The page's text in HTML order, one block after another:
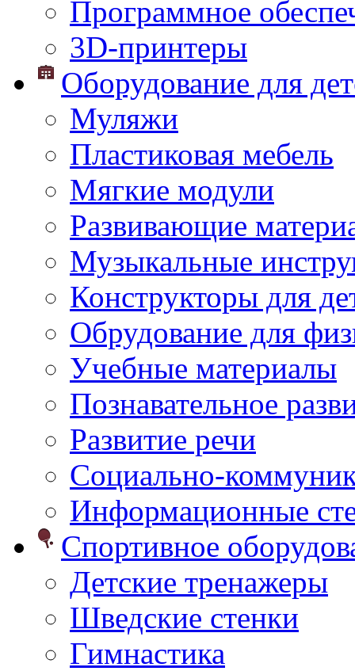
Программное
3D-принтеры
Оборудование для
Муляжи
Пластиковая мебель
Мягкие модули
Развивающие
Музыкальные
Конструкторы для
Обрудование для
Учебные материалы
Познавательное
Развитие речи
Социально-
Информационные
Спортивное
Детские тренажеры
Шведские стенки
Гимнастика